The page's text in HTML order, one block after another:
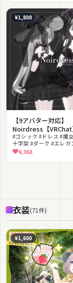
¥1,800
【9アバター対応】
Noirdress【VRChat
#ゴシック #ドレス #魔
十字架 #ダーク #エレガ
ウィン #ゴスロリ
6,363
衣装(71件)
¥1,600